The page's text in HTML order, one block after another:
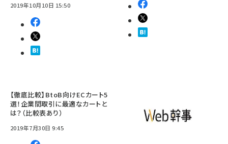
2019年10月10日 15:50
【徹底比較】BtoB向けECカート5
選！企業間取引に最適なカートと
は？（比較表あり）
2019年7月30日 9:45